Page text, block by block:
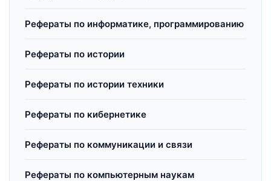
Рефераты по информатике, программированию
Рефераты по истории
Рефераты по истории техники
Рефераты по кибернетике
Рефераты по коммуникации и связи
Рефераты по компьютерным наукам